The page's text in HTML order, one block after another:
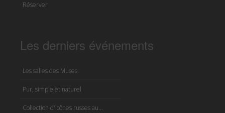
Réserver
Les derniers événements
Les salles des Muses
Pur, simple et naturel
Collection d'icônes russes au...